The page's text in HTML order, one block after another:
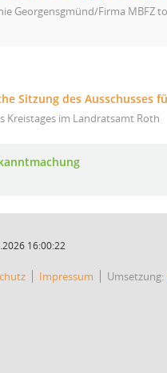
Georgensgmünd/Firma MBFZ
Sitzung des Ausschusses
Kreistages im Landratsamt Roth
16:00:22
Impressum Umsetzung: